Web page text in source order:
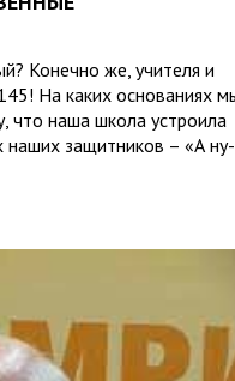
Конечно же, учителя и
На каких основаниях
что наша школа устроила
наших защитников – «А ну-